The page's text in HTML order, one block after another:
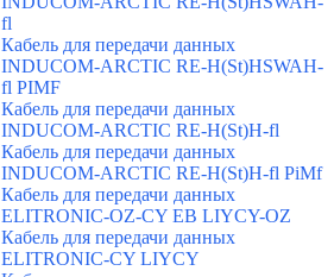
fl
Кабель для передачи данных
INDUCOM-ARCTIC RE-H(St)HSWAH-
fl PIMF
Кабель для передачи данных
INDUCOM-ARCTIC RE-H(St)H-fl
Кабель для передачи данных
INDUCOM-ARCTIC RE-H(St)H-fl PiMf
Кабель для передачи данных
ELITRONIC-OZ-CY EB LIYCY-OZ
Кабель для передачи данных
ELITRONIC-CY LIYCY